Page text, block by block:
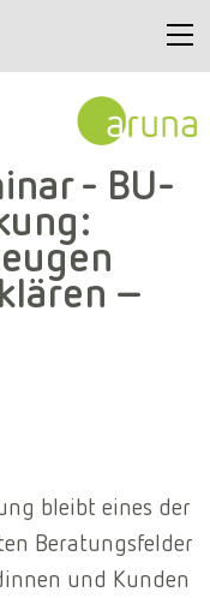
- BU-
–
bleibt eines der
Beratungsfelder
und Kunden